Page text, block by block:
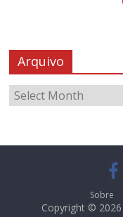
Arquivo
Sobre
Copyright © 2026